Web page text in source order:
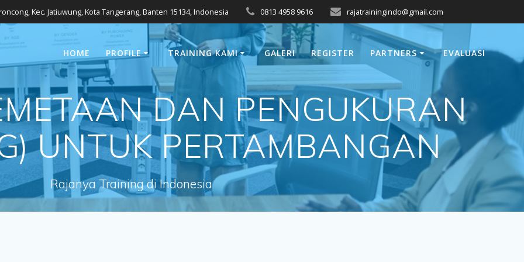
Kec. Jatiuwung, Kota Tangerang, Banten 15134, Indonesia 0813 4958 9616 rajatrainingindo@gmail.com
HOME PROFILE TRAINING KAMI GALERI REGISTER PARTNERS EVALUASI
DAN PENGUKURAN
UNTUK PERTAMBANGAN
Rajanya Training di Indonesia